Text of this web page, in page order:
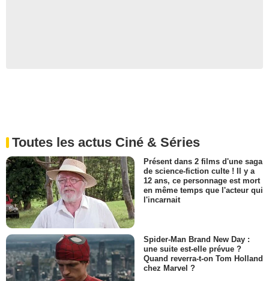
Toutes les actus Ciné & Séries
Présent dans 2 films d'une saga
de science-fiction culte ! Il y a
12 ans, ce personnage est mort
en même temps que l'acteur qui
l'incarnait
Spider-Man Brand New Day :
une suite est-elle prévue ?
Quand reverra-t-on Tom Holland
chez Marvel ?